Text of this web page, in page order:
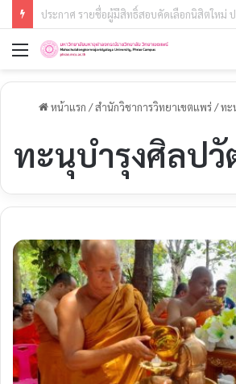
เมนู
หน้าแรก / สำนักวิชาการวิทยาเขตแพร่ / ทะ
ทะนุบำรุงศิลป